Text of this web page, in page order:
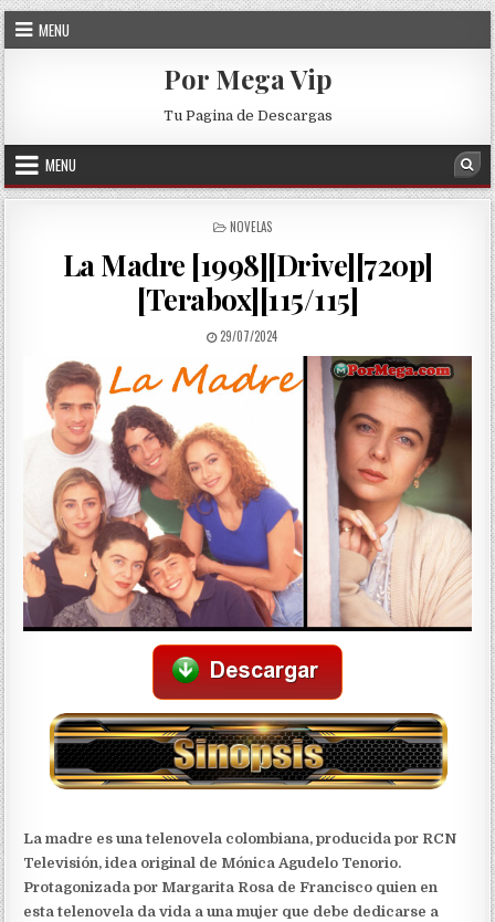
Skip to content
MENU
Por Mega Vip
Tu Pagina de Descargas
MENU
POSTED IN
NOVELAS
La Madre [1998][Drive][720p]
[Terabox][115/115]
PUBLISHED DATE:
29/07/2024
La madre es una telenovela colombiana, producida por RCN
Televisión, idea original de Mónica Agudelo Tenorio.
Protagonizada por Margarita Rosa de Francisco quien en
esta telenovela da vida a una mujer que debe dedicarse a